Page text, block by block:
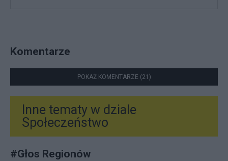
Komentarze
POKAŻ KOMENTARZE (21)
Inne tematy w dziale
Społeczeństwo
#Głos Regionów